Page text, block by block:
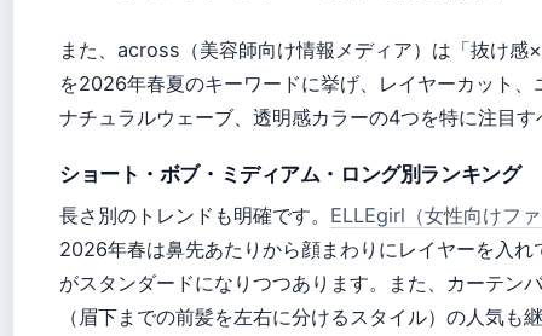
また、across（美容師向け情報メディア）は「抜け感
を2026年春夏のキーワードに挙げ、レイヤーカット
ナチュラルウェーブ、透明感カラーの4つを特に注目
ショート・ボブ・ミディアム・ロング別ランキング
長さ別のトレンドも明確です。 ELLEgirl（女性向けフ
2026年春は鼻先あたりから顔まわりにレイヤーを入
がスタンダードになりつつあります。また、カーテン
（眉下までの前髪を左右に分けるスタイル）の人気も